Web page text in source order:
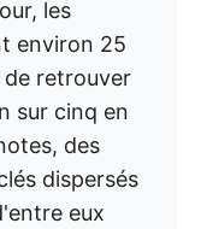
les
environ 25
de retrouver
sur cinq en
des
dispersés
eux